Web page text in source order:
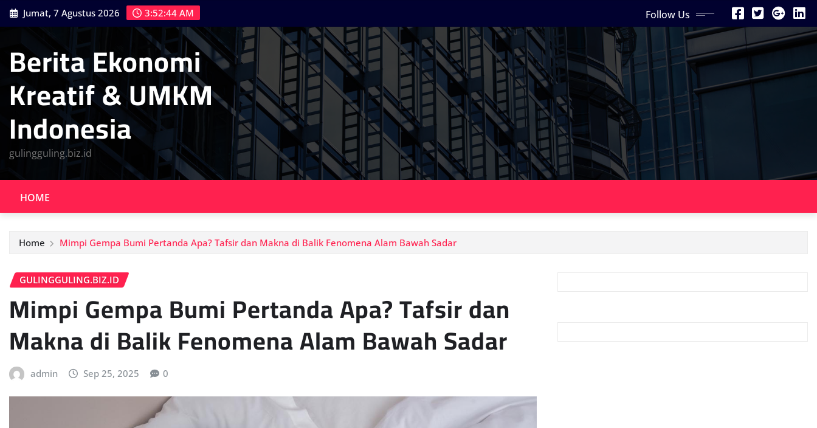
Skip
to
Jumat, 7 Agustus 2026 3:52:45 AM Follow Us
Berita Ekonomi
Kreatif & UMKM
Indonesia
gulingguling.biz.id
HOME
Home Mimpi Gempa Bumi Pertanda Apa? Tafsir dan Makna di Balik Fenomena Alam Bawah Sadar
GULINGGULING.BIZ.ID
Mimpi Gempa Bumi Pertanda Apa? Tafsir dan
Makna di Balik Fenomena Alam Bawah Sadar
admin Sep 25, 2025 0